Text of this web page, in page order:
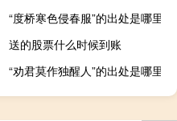
“度桥寒色侵春服”的出处是哪里
送的股票什么时候到账
“劝君莫作独醒人”的出处是哪里